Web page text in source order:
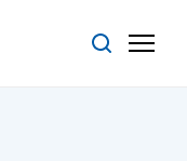
ZoekenMenu